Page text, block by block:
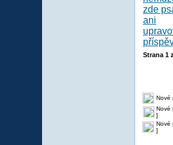
Strana 1 z
Nové
Nové
]
Nové
]